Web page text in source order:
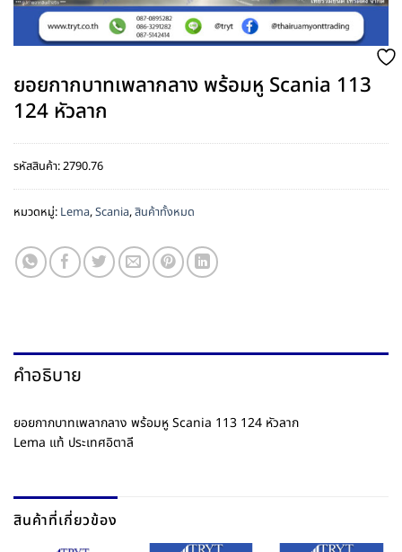
ยอยกากบาทเพลากลาง พร้อมหู Scania 113
124 หัวลาก
รหัสสินค้า:2790.76
หมวดหมู่: Lema,Scania,สินค้าทั้งหมด
คำอธิบาย
ยอยกากบาทเพลากลาง พร้อมหู Scania 113 124 หัวลาก
Lema แท้ ประเทศอิตาลี
สินค้าที่เกี่ยวข้อง